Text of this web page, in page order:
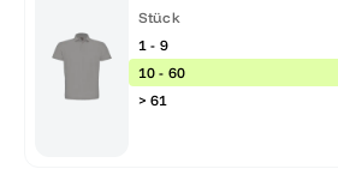
Stück
1 - 9
10 - 60
> 61